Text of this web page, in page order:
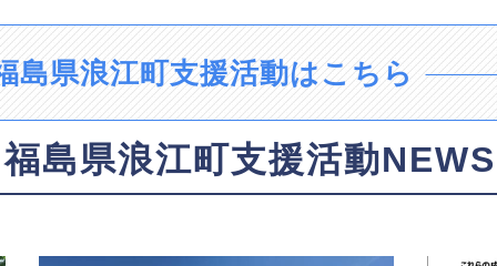
島県浪江町支援活動はこちら
福島県浪江町支援活動NEWS